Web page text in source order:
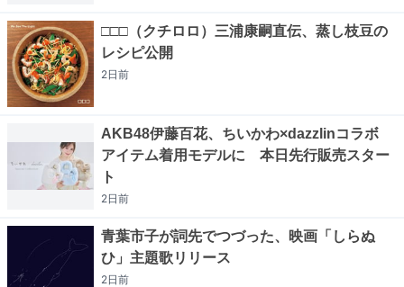
□□□（クチロロ）三浦康嗣直伝、蒸し枝豆の
レシピ公開
2日前
AKB48伊藤百花、ちいかわ×dazzlinコラボ
アイテム着用モデルに 本日先行販売スター
ト
2日前
青葉市子が詞先でつづった、映画「しらぬ
ひ」主題歌リリース
2日前